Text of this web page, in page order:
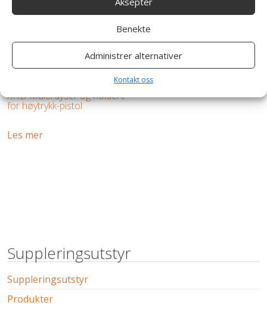
Benekte
Administrer alternativer
Kontakt oss
XHD Malerdyser og holdere
for høytrykk-pistol
Les mer
Suppleringsutstyr
Suppleringsutstyr
Produkter